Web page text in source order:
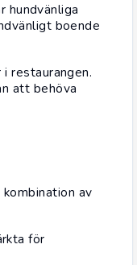
hundvänliga
boende
restaurangen.
att behöva
av
för